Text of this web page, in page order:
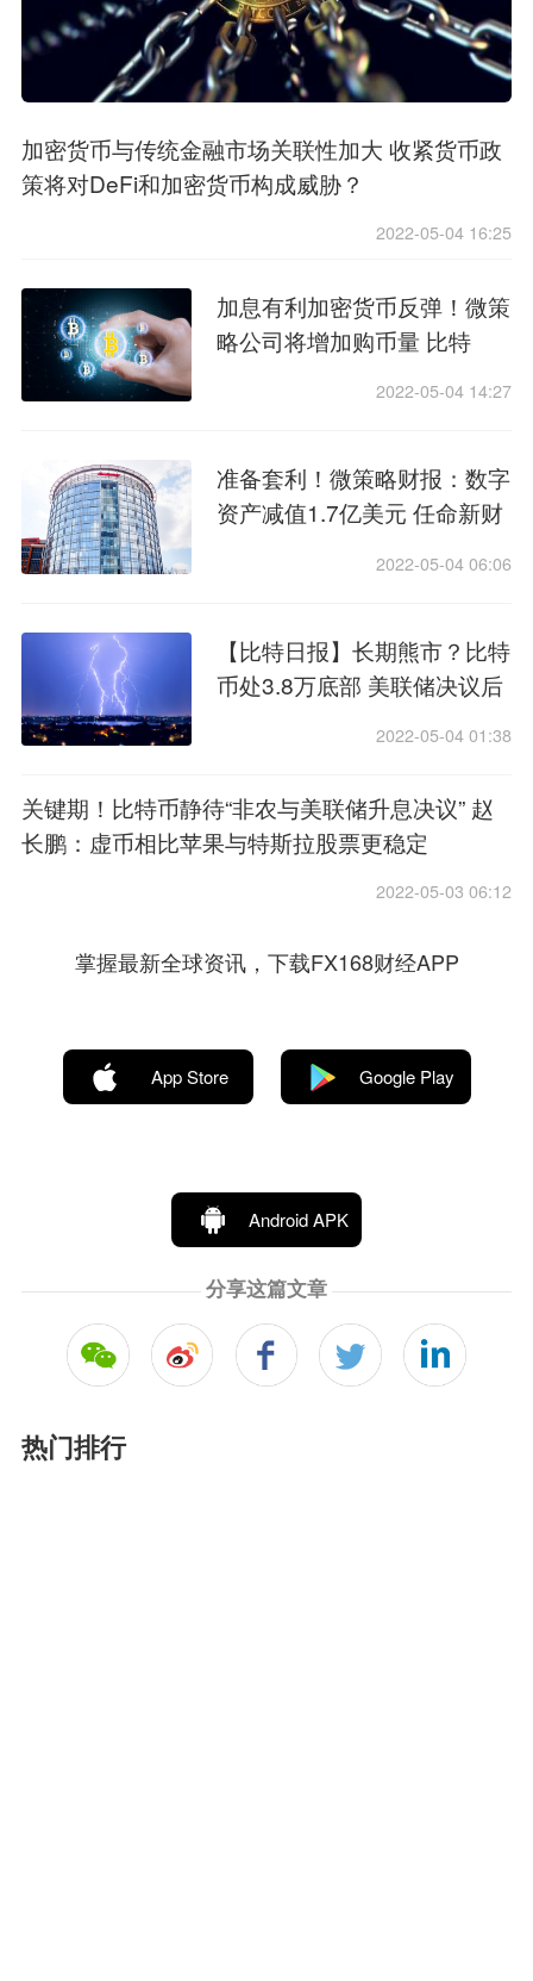
加密货币与传统金融市场关联性加大 收紧货币政
策将对DeFi和加密货币构成威胁？
2022-05-04 16:25
加息有利加密货币反弹！微策
略公司将增加购币量 比特
2022-05-04 14:27
准备套利！微策略财报：数字
资产减值1.7亿美元 任命新财
2022-05-04 06:06
【比特日报】长期熊市？比特
币处3.8万底部 美联储决议后
2022-05-04 01:38
关键期！比特币静待“非农与美联储升息决议” 赵
长鹏：虚币相比苹果与特斯拉股票更稳定
2022-05-03 06:12
掌握最新全球资讯，下载FX168财经APP
App Store Google Play
Android APK
分享这篇文章
热门排行